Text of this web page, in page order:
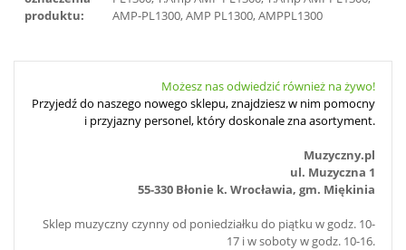
produktu:
AMP-PL1300, AMP PL1300, AMPPL1300
Możesz nas odwiedzić również na żywo!
Przyjedź do naszego nowego sklepu, znajdziesz w nim pomocny
i przyjazny personel, który doskonale zna asortyment.
Muzyczny.pl
ul. Muzyczna 1
55-330 Błonie k. Wrocławia, gm. Miękinia
Sklep muzyczny czynny od poniedziałku do piątku w godz. 10-
17 i w soboty w godz. 10-16.